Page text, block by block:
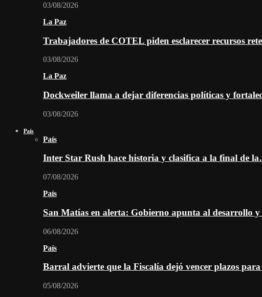
03/08/2026
La Paz
Trabajadores de COTEL piden esclarecer recursos
03/08/2026
La Paz
Dockweiler llama a dejar diferencias políticas y
03/08/2026
País
País
Inter Star Rush hace historia y clasifica a la final de
07/08/2026
País
San Matías en alerta: Gobierno apunta al desarrollo
06/08/2026
País
Barral advierte que la Fiscalía dejó vencer plazos
05/08/2026